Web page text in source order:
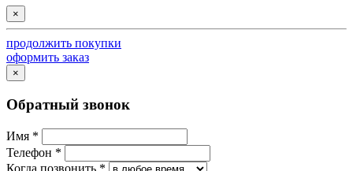
×
продолжить покупки
оформить заказ
×
Обратный звонок
Имя *
Телефон *
Когда позвонить *